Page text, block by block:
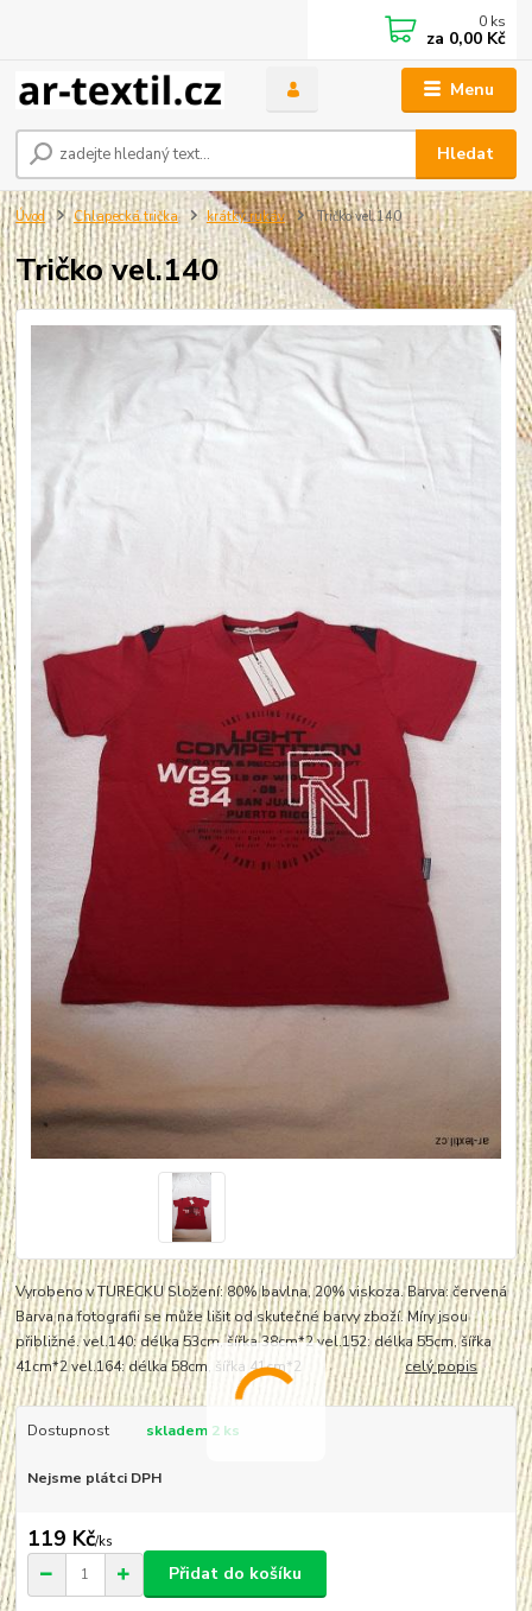
Menu
Hledat
0 ks
za 0,00 Kč
Úvod Chlapecká trička krátký rukáv Tričko vel.140
Tričko vel.140
Vyrobeno v TURECKU Složení: 80% bavlna, 20% viskoza. Barva: červená
Barva na fotografii se může lišit od skutečné barvy zboží. Míry jsou
přibližné. vel.140: délka 53cm, šířka 38cm*2 vel.152: délka 55cm, šířka
41cm*2 vel.164: délka 58cm, šířka 41cm*2celý popis
Dostupnost skladem 2 ks
Nejsme plátci DPH
119 Kč/ks
Přidat do košíku